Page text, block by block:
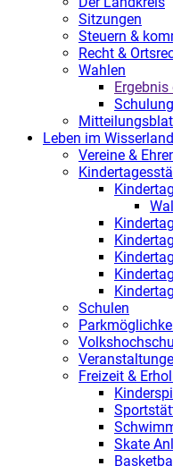
Sitzungen
Steuern &
Recht &
Wahlen
Leben im Wisserland
Vereine &
Schulen
Freizeit &
Skate